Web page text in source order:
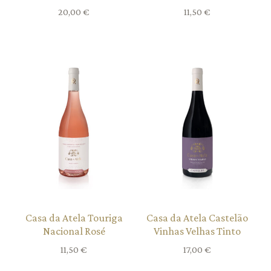
20,00 € 11,50 €
Casa da Atela Touriga
Nacional Rosé
11,50 €
Casa da Atela Castelão
Vinhas Velhas Tinto
17,00 €